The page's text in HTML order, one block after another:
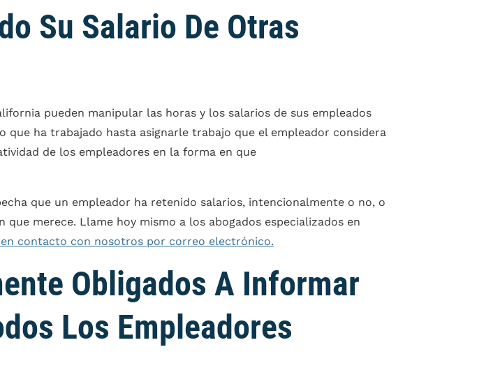
Su Salario De Otras
pueden manipular las horas y los salarios de sus empleados
ha trabajado hasta asignarle trabajo que el empleador considera
de los empleadores en la forma en que
que un empleador ha retenido salarios, intencionalmente o no, o
merece. Llame hoy mismo a los abogados especializados en
en contacto con nosotros por correo electrónico.
Obligados A Informar
Los Empleadores